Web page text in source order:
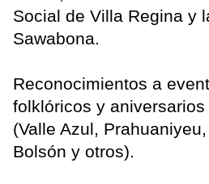
Social de Villa Regina y
Sawabona.
Reconocimientos a
folklóricos y
(Valle Azul,
Bolsón y otros).